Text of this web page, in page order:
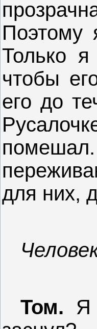
Поэтому
Только
чтобы
его до
для них,
Том. Я